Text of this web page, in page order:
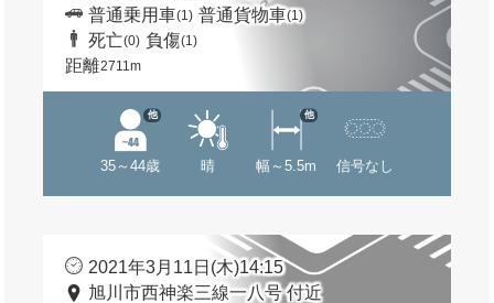
普通乗用車(1) 普通貨物車(1)
死亡(0) 負傷(1)
距離2711m
35～44歳
他
晴 幅～5.5m
他
信号なし
2021年3月11日(木)14:15
旭川市西神楽三線一八号 付近